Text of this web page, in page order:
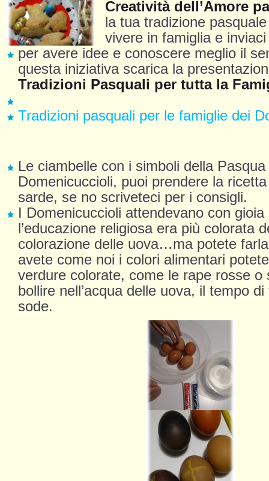
Creatività dell’Amore
la tua tradizione
vivere in famiglia e
per avere idee e conoscere meglio il
questa iniziativa scarica la
Tradizioni Pasquali per tutta la
Tradizioni pasquali per le famiglie dei
Le ciambelle con i simboli della Pasqua
Domenicuccioli, puoi prendere la
sarde, se no scriveteci per i consigli.
I Domenicuccioli attendevano con
l’educazione religiosa era più colorata
colorazione delle uova…ma potete
avete come noi i colori alimentari
verdure colorate, come le rape rosse o
bollire nell’acqua delle uova, il tempo
sode.